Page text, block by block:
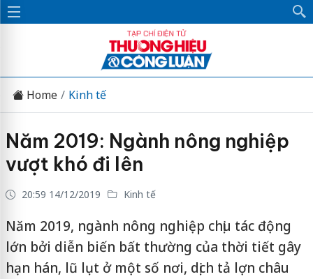
Home Kinh tế
Năm 2019: Ngành nông nghiệp
vượt khó đi lên
20:59 14/12/2019 Kinh tế
Năm 2019, ngành nông nghiệp chịu tác động
lớn bởi diễn biến bất thường của thời tiết gây
hạn hán, lũ lụt ở một số nơi, dịch tả lợn châu